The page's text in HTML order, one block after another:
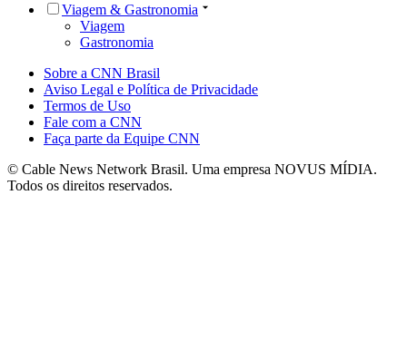
Viagem & Gastronomia
Viagem
Gastronomia
Sobre a CNN Brasil
Aviso Legal e Política de Privacidade
Termos de Uso
Fale com a CNN
Faça parte da Equipe CNN
© Cable News Network Brasil. Uma empresa NOVUS MÍDIA.
Todos os direitos reservados.